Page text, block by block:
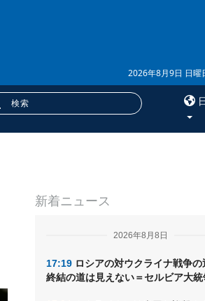
2026年8月9日 日曜
購読
新着ニュース
2026年8月8日
17:19 ロシアの対ウクライナ戦争の
終結の道は見えない＝セルビア大統